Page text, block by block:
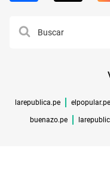
larepublica.pe elpopular.pe
buenazo.pe